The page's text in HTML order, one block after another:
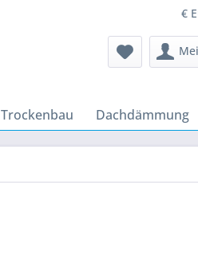
Trockenbau Dachdämmung